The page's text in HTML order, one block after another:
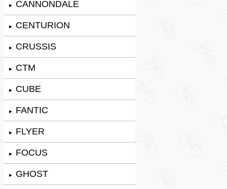
► CANNONDALE
► CENTURION
► CRUSSIS
► CTM
► CUBE
► FANTIC
► FLYER
► FOCUS
► GHOST